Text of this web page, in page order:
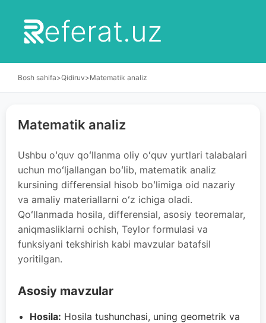
eferat.uz
Bosh sahifa>Qidiruv>Matematik analiz
Matematik analiz
Ushbu oʻquv qoʻllanma oliy oʻquv yurtlari talabalari
uchun moʻljallangan boʻlib, matematik analiz
kursining differensial hisob boʻlimiga oid nazariy
va amaliy materiallarni oʻz ichiga oladi.
Qoʻllanmada hosila, differensial, asosiy teoremalar,
aniqmasliklarni ochish, Teylor formulasi va
funksiyani tekshirish kabi mavzular batafsil
yoritilgan.
Asosiy mavzular
Hosila: Hosila tushunchasi, uning geometrik va